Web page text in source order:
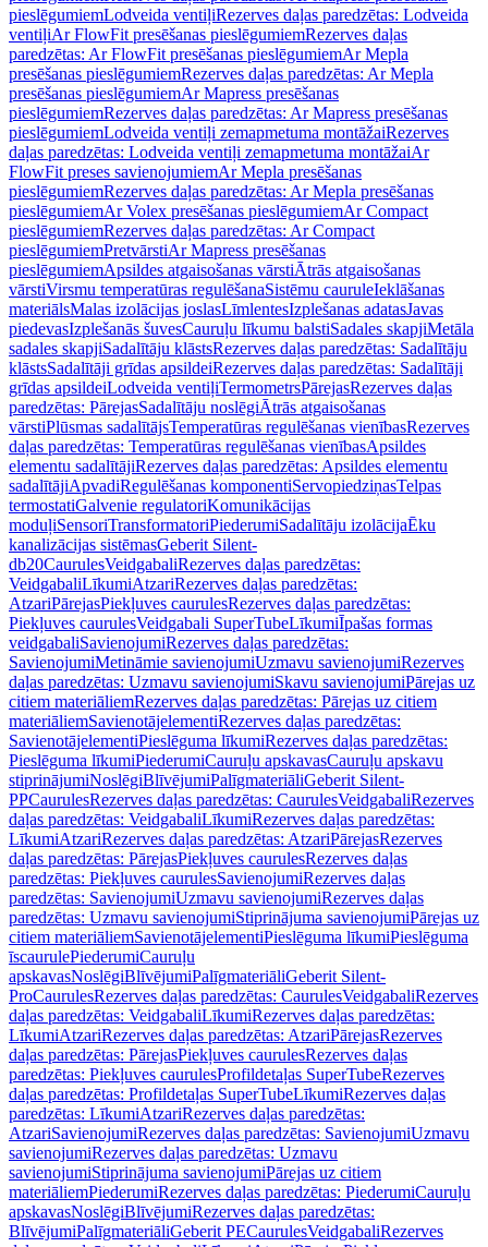
pieslēgumiemLodveida ventiļiRezerves daļas paredzētas: Lodveida
ventiļiAr FlowFit presēšanas pieslēgumiemRezerves daļas
paredzētas: Ar FlowFit presēšanas pieslēgumiemAr Mepla
presēšanas pieslēgumiemRezerves daļas paredzētas: Ar Mepla
presēšanas pieslēgumiemAr Mapress presēšanas
pieslēgumiemRezerves daļas paredzētas: Ar Mapress presēšanas
pieslēgumiemLodveida ventiļi zemapmetuma montāžaiRezerves
daļas paredzētas: Lodveida ventiļi zemapmetuma montāžaiAr
FlowFit preses savienojumiemAr Mepla presēšanas
pieslēgumiemRezerves daļas paredzētas: Ar Mepla presēšanas
pieslēgumiemAr Volex presēšanas pieslēgumiemAr Compact
pieslēgumiemRezerves daļas paredzētas: Ar Compact
pieslēgumiemPretvārstiAr Mapress presēšanas
pieslēgumiemApsildes atgaisošanas vārstiĀtrās atgaisošanas
vārstiVirsmu temperatūras regulēšanaSistēmu cauruleIeklāšanas
materiālsMalas izolācijas joslasLīmlentesIzplešanas adatasJavas
piedevasIzplešanās šuvesCauruļu līkumu balstiSadales skapjiMetāla
sadales skapjiSadalītāju klāstsRezerves daļas paredzētas: Sadalītāju
klāstsSadalītāji grīdas apsildeiRezerves daļas paredzētas: Sadalītāji
grīdas apsildeiLodveida ventiļiTermometrsPārejasRezerves daļas
paredzētas: PārejasSadalītāju noslēgiĀtrās atgaisošanas
vārstiPlūsmas sadalītājsTemperatūras regulēšanas vienībasRezerves
daļas paredzētas: Temperatūras regulēšanas vienībasApsildes
elementu sadalītājiRezerves daļas paredzētas: Apsildes elementu
sadalītājiApvadiRegulēšanas komponentiServopiedziņasTelpas
termostatiGalvenie regulatoriKomunikācijas
moduļiSensoriTransformatoriPiederumiSadalītāju izolācijaĒku
kanalizācijas sistēmasGeberit Silent-
db20CaurulesVeidgabaliRezerves daļas paredzētas:
VeidgabaliLīkumiAtzariRezerves daļas paredzētas:
AtzariPārejasPiekļuves caurulesRezerves daļas paredzētas:
Piekļuves caurulesVeidgabali SuperTubeLīkumiĪpašas formas
veidgabaliSavienojumiRezerves daļas paredzētas:
SavienojumiMetināmie savienojumiUzmavu savienojumiRezerves
daļas paredzētas: Uzmavu savienojumiSkavu savienojumiPārejas uz
citiem materiāliemRezerves daļas paredzētas: Pārejas uz citiem
materiāliemSavienotājelementiRezerves daļas paredzētas:
SavienotājelementiPieslēguma līkumiRezerves daļas paredzētas:
Pieslēguma līkumiPiederumiCauruļu apskavasCauruļu apskavu
stiprinājumiNoslēgiBlīvējumiPalīgmateriāliGeberit Silent-
PPCaurulesRezerves daļas paredzētas: CaurulesVeidgabaliRezerves
daļas paredzētas: VeidgabaliLīkumiRezerves daļas paredzētas:
LīkumiAtzariRezerves daļas paredzētas: AtzariPārejasRezerves
daļas paredzētas: PārejasPiekļuves caurulesRezerves daļas
paredzētas: Piekļuves caurulesSavienojumiRezerves daļas
paredzētas: SavienojumiUzmavu savienojumiRezerves daļas
paredzētas: Uzmavu savienojumiStiprinājuma savienojumiPārejas uz
citiem materiāliemSavienotājelementiPieslēguma līkumiPieslēguma
īscaurulePiederumiCauruļu
apskavasNoslēgiBlīvējumiPalīgmateriāliGeberit Silent-
ProCaurulesRezerves daļas paredzētas: CaurulesVeidgabaliRezerves
daļas paredzētas: VeidgabaliLīkumiRezerves daļas paredzētas:
LīkumiAtzariRezerves daļas paredzētas: AtzariPārejasRezerves
daļas paredzētas: PārejasPiekļuves caurulesRezerves daļas
paredzētas: Piekļuves caurulesProfildetaļas SuperTubeRezerves
daļas paredzētas: Profildetaļas SuperTubeLīkumiRezerves daļas
paredzētas: LīkumiAtzariRezerves daļas paredzētas:
AtzariSavienojumiRezerves daļas paredzētas: SavienojumiUzmavu
savienojumiRezerves daļas paredzētas: Uzmavu
savienojumiStiprinājuma savienojumiPārejas uz citiem
materiāliemPiederumiRezerves daļas paredzētas: PiederumiCauruļu
apskavasNoslēgiBlīvējumiRezerves daļas paredzētas:
BlīvējumiPalīgmateriāliGeberit PECaurulesVeidgabaliRezerves